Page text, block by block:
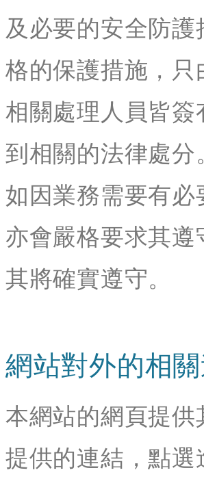
及必要的安全防
格的保護措施，
相關處理人員皆
到相關的法律處分
如因業務需要有
亦會嚴格要求其
其將確實遵守。
網站對外的相
本網站的網頁提
提供的連結，點